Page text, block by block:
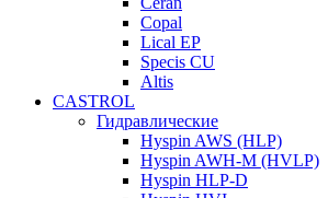
Copal
Lical EP
Specis CU
Altis
CASTROL
Гидравлические
Hyspin AWS (HLP)
Hyspin AWH-M (HVLP)
Hyspin HLP-D